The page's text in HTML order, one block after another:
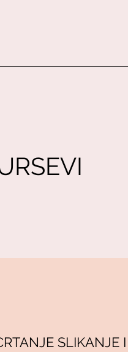
SLIKANJE I